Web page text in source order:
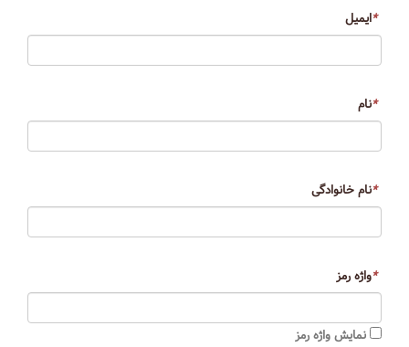
*ایمیل
*نام
*نام خانوادگی
*واژه رمز
نمایش واژه رمز